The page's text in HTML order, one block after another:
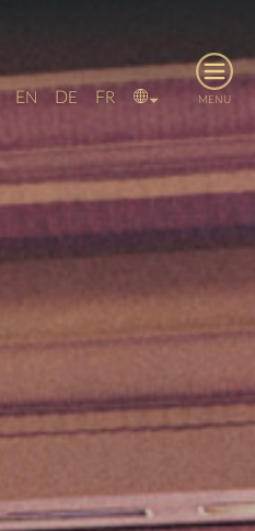
MENU
EN DE FR